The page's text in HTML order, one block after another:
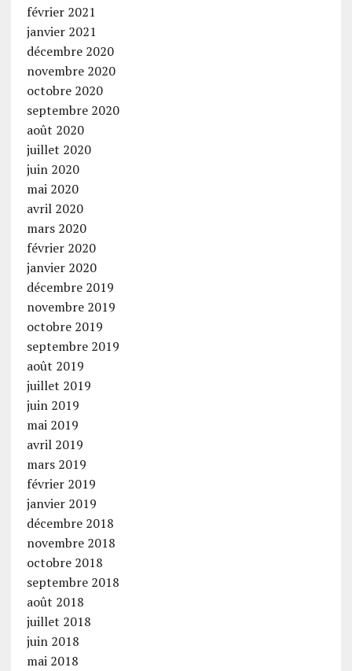
février 2021
janvier 2021
décembre 2020
novembre 2020
octobre 2020
septembre 2020
août 2020
juillet 2020
juin 2020
mai 2020
avril 2020
mars 2020
février 2020
janvier 2020
décembre 2019
novembre 2019
octobre 2019
septembre 2019
août 2019
juillet 2019
juin 2019
mai 2019
avril 2019
mars 2019
février 2019
janvier 2019
décembre 2018
novembre 2018
octobre 2018
septembre 2018
août 2018
juillet 2018
juin 2018
mai 2018